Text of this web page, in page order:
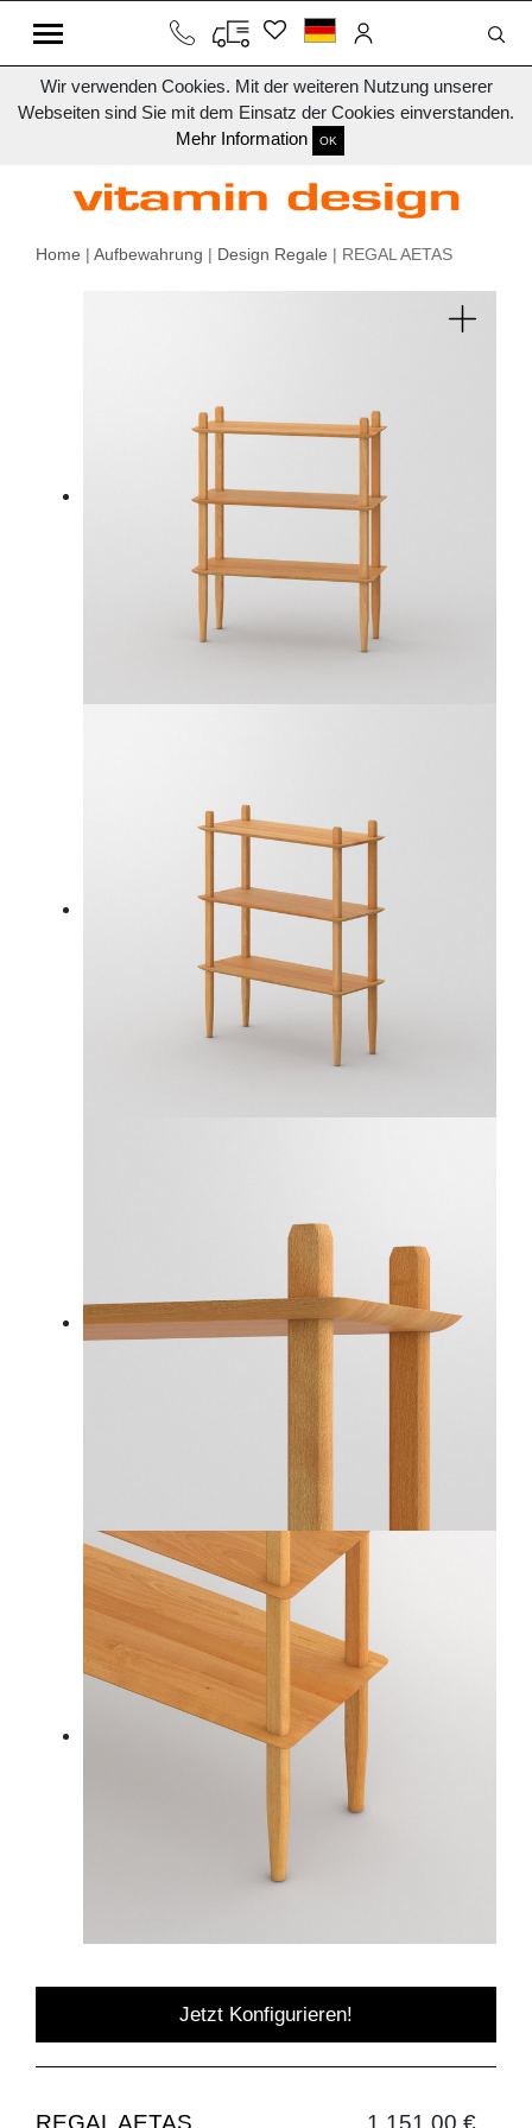
Wir verwenden Cookies. Mit der weiteren Nutzung unserer
Webseiten sind Sie mit dem Einsatz der Cookies einverstanden.
Mehr Information
OK
Home | Aufbewahrung | Design Regale | REGAL AETAS
Jetzt Konfigurieren!